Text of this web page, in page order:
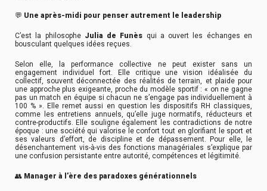
💬 Une après-midi pour penser autrement le leadership
C’est la philosophe Julia de Funès qui a ouvert les échanges en
bousculant quelques idées reçues.
Selon elle, la performance collective ne peut exister sans un
engagement individuel fort. Elle critique une vision idéalisée du
collectif, souvent déconnectée des réalités de terrain, et plaide pour
une approche plus exigeante, proche du modèle sportif : « on ne gagne
pas un match en équipe si chacun ne s’engage pas individuellement à
100 % ». Elle remet aussi en question les dispositifs RH classiques,
comme les entretiens annuels, qu’elle juge normatifs, réducteurs et
contre-productifs. Elle souligne également les contradictions de notre
époque : une société qui valorise le confort tout en glorifiant le sport et
ses valeurs d’effort, de discipline et de dépassement. Pour elle, le
désenchantement vis-à-vis des fonctions managériales s’explique par
une confusion persistante entre autorité, compétences et légitimité.
👥 Manager à l’ère des paradoxes générationnels